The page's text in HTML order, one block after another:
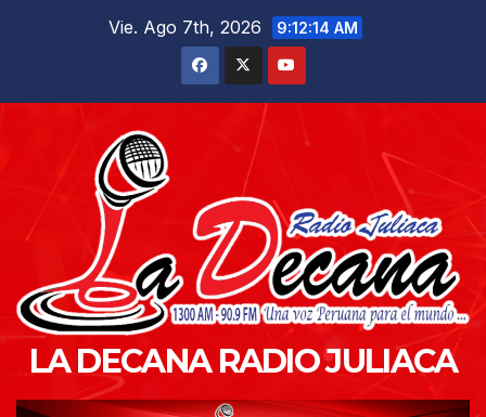
Vie. Ago 7th, 2026 9:12:15 AM
LA DECANA RADIO JULIACA